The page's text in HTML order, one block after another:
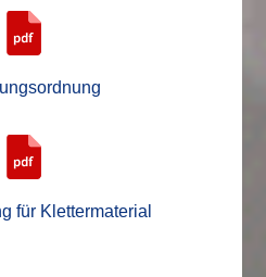
für Klettermaterial